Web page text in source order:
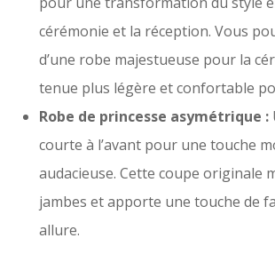
cérémonie et la réception. Vous
d’une robe majestueuse pour la
tenue plus légère et confortable
Robe de princesse asymétrique :
courte à l’avant pour une touche
audacieuse. Cette coupe originale
jambes et apporte une touche de
allure.